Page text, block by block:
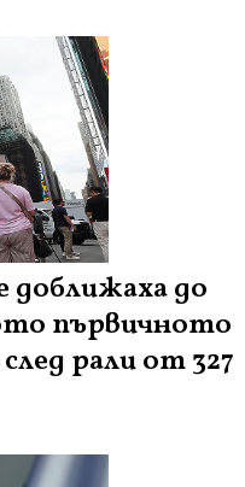
доближаха до
първичното
рали от 327